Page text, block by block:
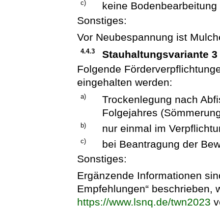
c)
keine
Sonstiges:
Vor Neubespannung ist
4.4.3
Stauhaltungsvariante 3
Folgende
eingehalten werden:
a)
Trockenlegung nach
Folgejahres
b) nur einmal im
c)
bei Beantragung der
Sonstiges:
Ergänzende Informationen
Empfehlungen“ beschrieben,
https://www.lsnq.de/twn2023